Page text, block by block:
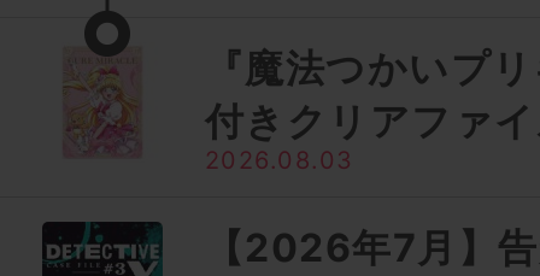
『魔法つかいプ
付きクリアファ
2026.08.03
【2026年7月】